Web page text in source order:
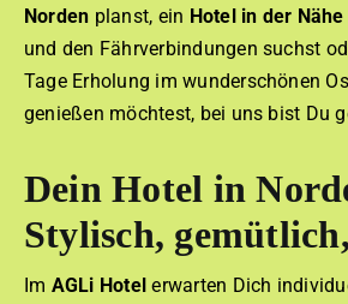
Norden planst, ein Hotel in der
und den Fährverbindungen suchst
Tage Erholung im wunderschönen
genießen möchtest, bei uns bist Du
Dein Hotel in
Stylisch,
Im AGLi Hotel erwarten Dich